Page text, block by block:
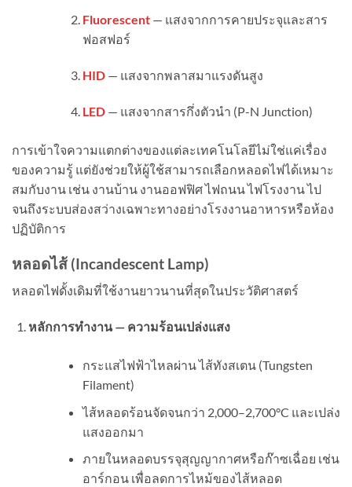
Fluorescent— แสงจากการคายประจุและสาร
ฟอสฟอร์
HID— แสงจากพลาสมาแรงดันสูง
LED— แสงจากสารกึ่งตัวนำ (P-N Junction)
การเข้าใจความแตกต่างของแต่ละเทคโนโลยีไม่ใช่แค่เรื่อง
ของความรู้ แต่ยังช่วยให้ผู้ใช้สามารถเลือกหลอดไฟได้เหมาะ
สมกับงาน เช่น งานบ้าน งานออฟฟิศ ไฟถนน ไฟโรงงาน ไป
จนถึงระบบส่องสว่างเฉพาะทางอย่างโรงงานอาหารหรือห้อง
ปฏิบัติการ
หลอดไส้ (Incandescent Lamp)
หลอดไฟดั้งเดิมที่ใช้งานยาวนานที่สุดในประวัติศาสตร์
หลักการทำงาน — ความร้อนเปล่งแสง
กระแสไฟฟ้าไหลผ่าน ไส้ทังสเตน (Tungsten
Filament)
ไส้หลอดร้อนจัดจนกว่า 2,000–2,700°C และเปล่ง
แสงออกมา
ภายในหลอดบรรจุสุญญากาศหรือก๊าซเฉื่อย เช่น
อาร์กอน เพื่อลดการไหม้ของไส้หลอด